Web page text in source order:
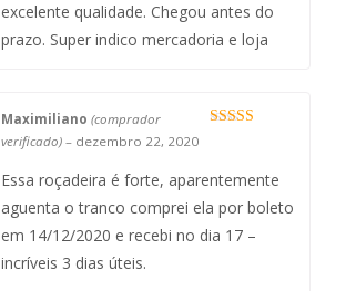
excelente qualidade. Chegou antes do
prazo. Super indico mercadoria e loja
Maximiliano (comprador
verificado) – dezembro 22, 2020
Essa roçadeira é forte, aparentemente
aguenta o tranco comprei ela por boleto
em 14/12/2020 e recebi no dia 17 –
incríveis 3 dias úteis.